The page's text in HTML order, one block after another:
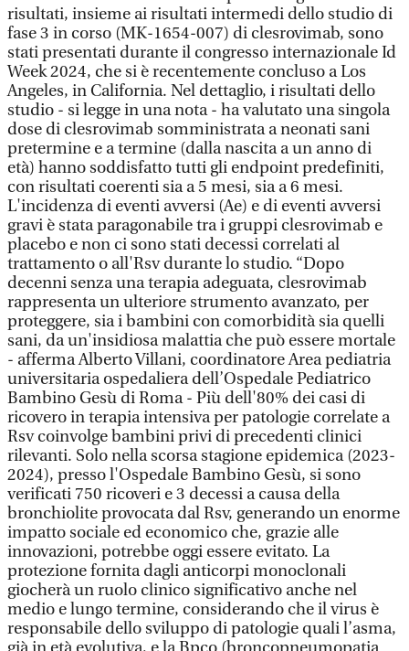
risultati, insieme ai risultati intermedi dello studio di
fase 3 in corso (MK-1654-007) di clesrovimab, sono
stati presentati durante il congresso internazionale Id
Week 2024, che si è recentemente concluso a Los
Angeles, in California. Nel dettaglio, i risultati dello
studio - si legge in una nota - ha valutato una singola
dose di clesrovimab somministrata a neonati sani
pretermine e a termine (dalla nascita a un anno di
età) hanno soddisfatto tutti gli endpoint predefiniti,
con risultati coerenti sia a 5 mesi, sia a 6 mesi.
L'incidenza di eventi avversi (Ae) e di eventi avversi
gravi è stata paragonabile tra i gruppi clesrovimab e
placebo e non ci sono stati decessi correlati al
trattamento o all'Rsv durante lo studio. “Dopo
decenni senza una terapia adeguata, clesrovimab
rappresenta un ulteriore strumento avanzato, per
proteggere, sia i bambini con comorbidità sia quelli
sani, da un'insidiosa malattia che può essere mortale
- afferma Alberto Villani, coordinatore Area pediatria
universitaria ospedaliera dell’Ospedale Pediatrico
Bambino Gesù di Roma - Più dell'80% dei casi di
ricovero in terapia intensiva per patologie correlate a
Rsv coinvolge bambini privi di precedenti clinici
rilevanti. Solo nella scorsa stagione epidemica (2023-
2024), presso l'Ospedale Bambino Gesù, si sono
verificati 750 ricoveri e 3 decessi a causa della
bronchiolite provocata dal Rsv, generando un enorme
impatto sociale ed economico che, grazie alle
innovazioni, potrebbe oggi essere evitato. La
protezione fornita dagli anticorpi monoclonali
giocherà un ruolo clinico significativo anche nel
medio e lungo termine, considerando che il virus è
responsabile dello sviluppo di patologie quali l’asma,